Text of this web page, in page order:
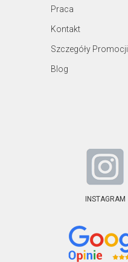
Praca
Kontakt
Szczegóły Promocji
Blog
INSTAGRAM